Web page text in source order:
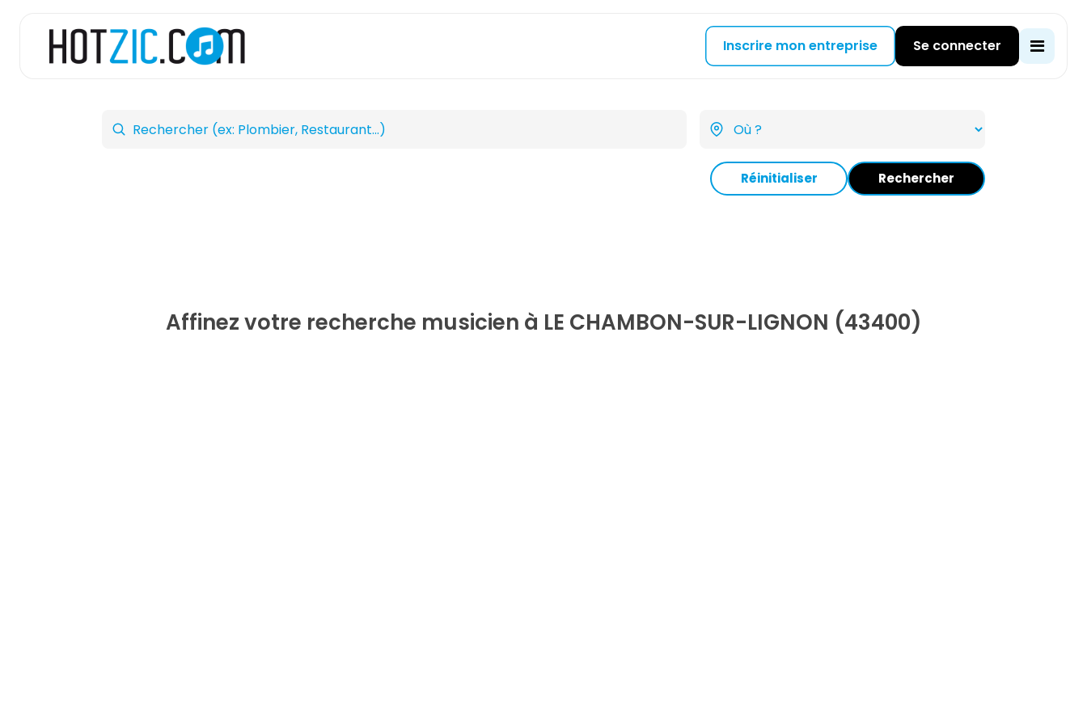
Inscrire mon entreprise Se connecter
Réinitialiser Rechercher
Affinez votre recherche musicien à LE CHAMBON-SUR-LIGNON (43400)